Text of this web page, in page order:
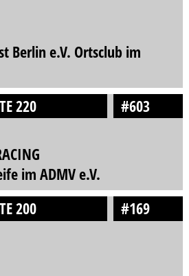
Berlin e.V. Ortsclub im
220
#603
im ADMV e.V.
200
#169